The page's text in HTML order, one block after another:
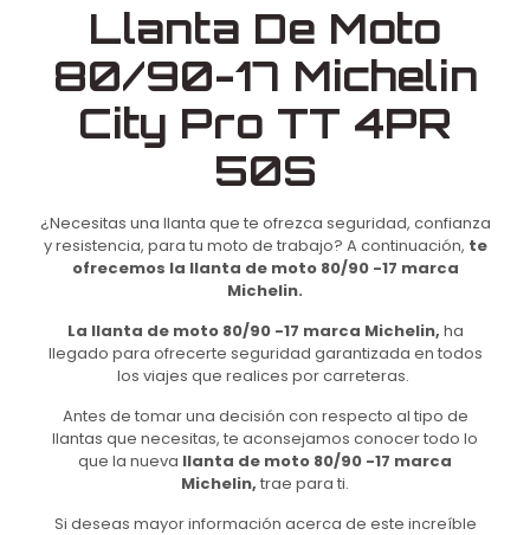
Llanta De Moto
80/90-17 Michelin
City Pro TT 4PR
50S
¿Necesitas una llanta que te ofrezca seguridad, confianza
y resistencia, para tu moto de trabajo? A continuación, te
ofrecemos la llanta de moto 80/90 -17 marca
Michelin.
La llanta de moto 80/90 -17 marca Michelin, ha
llegado para ofrecerte seguridad garantizada en todos
los viajes que realices por carreteras.
Antes de tomar una decisión con respecto al tipo de
llantas que necesitas, te aconsejamos conocer todo lo
que la nueva llanta de moto 80/90 -17 marca
Michelin, trae para ti.
Si deseas mayor información acerca de este increíble